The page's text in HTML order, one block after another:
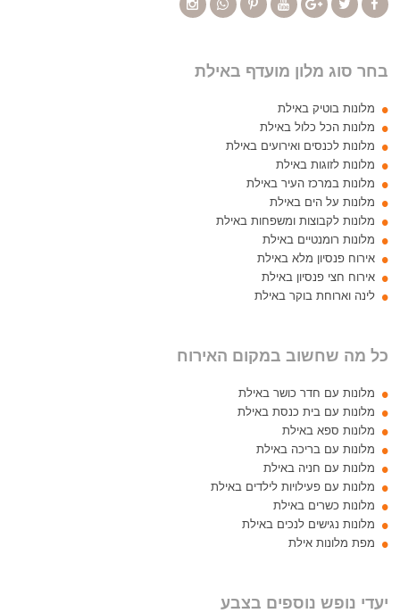
בחר סוג מלון מועדף באילת
מלונות בוטיק באילת
מלונות הכל כלול באילת
מלונות לכנסים ואירועים באילת
מלונות לזוגות באילת
מלונות במרכז העיר באילת
מלונות על הים באילת
מלונות לקבוצות ומשפחות באילת
מלונות רומנטיים באילת
אירוח פנסיון מלא באילת
אירוח חצי פנסיון באילת
לינה וארוחת בוקר באילת
כל מה שחשוב במקום האירוח
מלונות עם חדר כושר באילת
מלונות עם בית כנסת באילת
מלונות ספא באילת
מלונות עם בריכה באילת
מלונות עם חניה באילת
מלונות עם פעילויות לילדים באילת
מלונות כשרים באילת
מלונות נגישים לנכים באילת
מפת מלונות אילת
יעדי נופש נוספים בצבע